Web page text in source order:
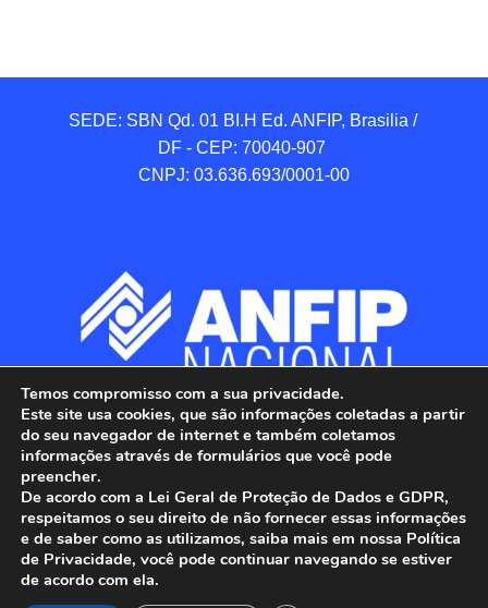
SEDE: SBN Qd. 01 BI.H Ed. ANFIP, Brasilia /
DF - CEP: 70040-907
CNPJ: 03.636.693/0001-00
ANFIP - Associação Nacional dos Auditores
Fiscais da Receita Federal do Brasil.
Temos compromisso com a sua privacidade.
Este site usa cookies, que são informações coletadas a partir
do seu navegador de internet e também coletamos
informações através de formulários que você pode
preencher.
De acordo com a Lei Geral de Proteção de Dados e GDPR,
respeitamos o seu direito de não fornecer essas informações
e de saber como as utilizamos, saiba mais em nossa Política
de Privacidade, você pode continuar navegando se estiver
de acordo com ela.